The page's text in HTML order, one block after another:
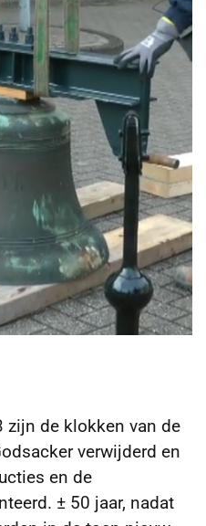
zijn de klokken van de
verwijderd en
en de
± 50 jaar, nadat